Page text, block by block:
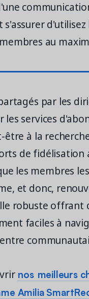
au
par les
services
être à la
de fidélisation
les membres
et donc,
robuste offrant
faciles à
nos meilleurs
Amilia